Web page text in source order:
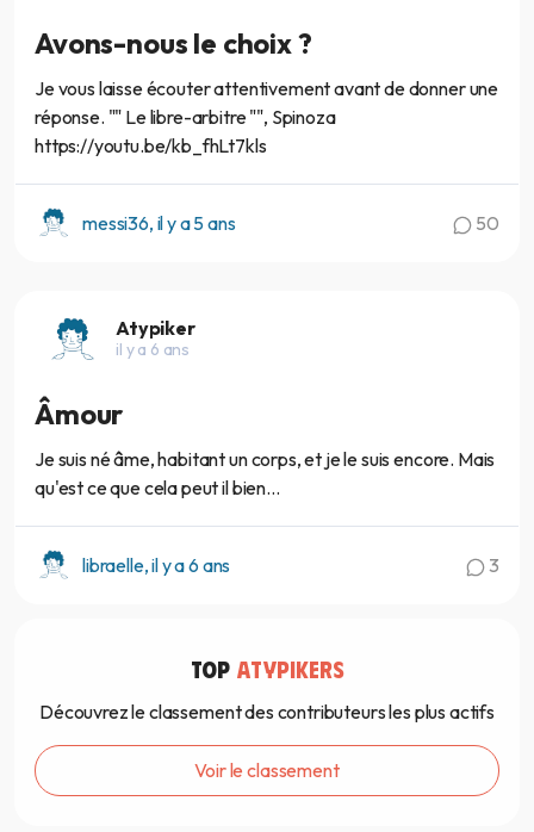
Avons-nous le choix ?
Je vous laisse écouter attentivement avant de donner une
réponse. "" Le libre-arbitre "", Spinoza
https://youtu.be/kb_fhLt7kls
messi36, il y a 5 ans 50
Atypiker
il y a 6 ans
Âmour
Je suis né âme, habitant un corps, et je le suis encore. Mais
qu'est ce que cela peut il bien...
libraelle, il y a 6 ans 3
TOP ATYPIKERS
Découvrez le classement des contributeurs les plus actifs
Voir le classement